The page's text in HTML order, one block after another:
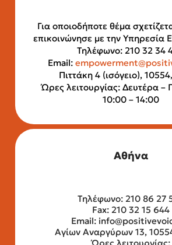
Για οποιοδήποτε θέμα
επικοινώνησε με την Υπηρεσία
Τηλέφωνο: 210 32 34
Email:
Πιττάκη 4 (ισόγειο),
Ώρες λειτουργίας: Δευτέρα –
10:00 – 14:00
Αθήνα
Τηλέφωνο: 210 86 27
Fax: 210 32 15 644
Email:
Αγίων Αναργύρων 13,
Ώρες λειτουργίας: